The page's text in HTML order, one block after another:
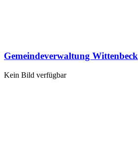
Gemeindeverwaltung Wittenbeck
Kein Bild verfügbar